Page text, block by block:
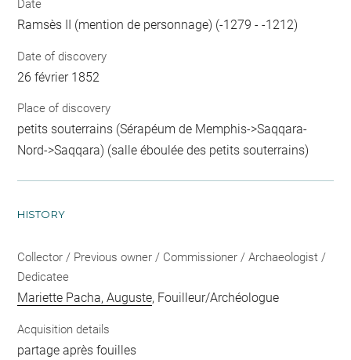
Date
Ramsès II (mention de personnage) (-1279 - -1212)
Date of discovery
26 février 1852
Place of discovery
petits souterrains (Sérapéum de Memphis->Saqqara-
Nord->Saqqara) (salle éboulée des petits souterrains)
HISTORY
Collector / Previous owner / Commissioner / Archaeologist /
Dedicatee
Mariette Pacha, Auguste, Fouilleur/Archéologue
Acquisition details
partage après fouilles